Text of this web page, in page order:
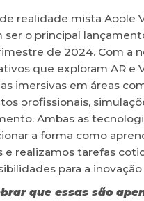
realidade mista Apple
ser o principal
de 2024. Com a
que exploram AR e
imersivas em áreas
profissionais,
Ambas as
a forma como
e realizamos tarefas
para a
que essas são